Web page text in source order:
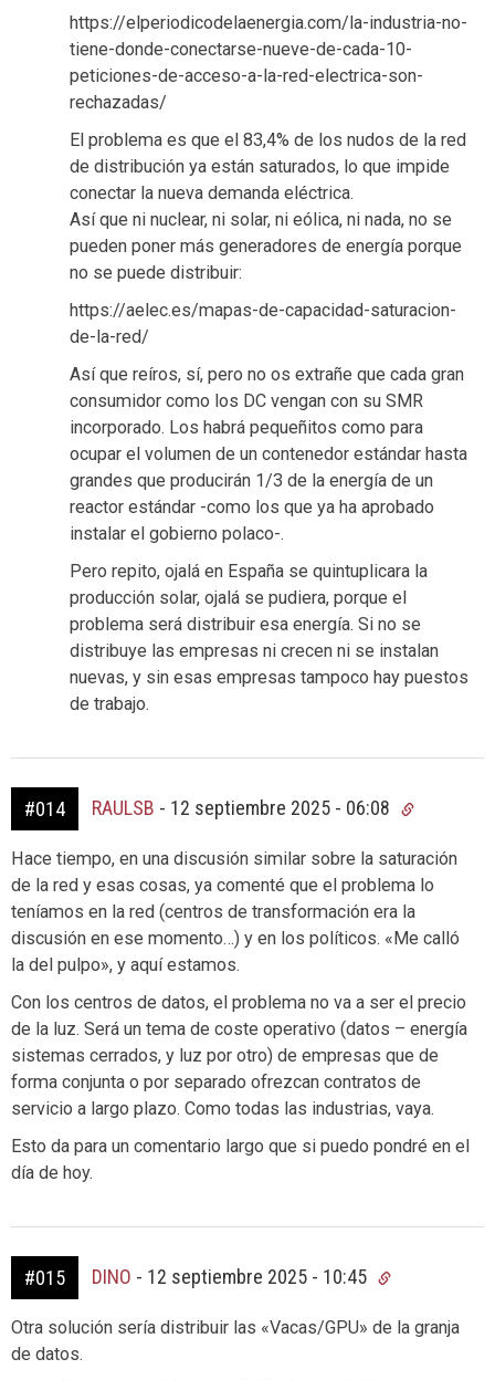
https://elperiodicodelaenergia.com/la-industria-no-
tiene-donde-conectarse-nueve-de-cada-10-
peticiones-de-acceso-a-la-red-electrica-son-
rechazadas/
El problema es que el 83,4% de los nudos de la red
de distribución ya están saturados, lo que impide
conectar la nueva demanda eléctrica.
Así que ni nuclear, ni solar, ni eólica, ni nada, no se
pueden poner más generadores de energía porque
no se puede distribuir:
https://aelec.es/mapas-de-capacidad-saturacion-
de-la-red/
Así que reíros, sí, pero no os extrañe que cada gran
consumidor como los DC vengan con su SMR
incorporado. Los habrá pequeñitos como para
ocupar el volumen de un contenedor estándar hasta
grandes que producirán 1/3 de la energía de un
reactor estándar -como los que ya ha aprobado
instalar el gobierno polaco-.
Pero repito, ojalá en España se quintuplicara la
producción solar, ojalá se pudiera, porque el
problema será distribuir esa energía. Si no se
distribuye las empresas ni crecen ni se instalan
nuevas, y sin esas empresas tampoco hay puestos
de trabajo.
#014 RAULSB - 12 septiembre 2025 - 06:08
Hace tiempo, en una discusión similar sobre la saturación
de la red y esas cosas, ya comenté que el problema lo
teníamos en la red (centros de transformación era la
discusión en ese momento…) y en los políticos. «Me calló
la del pulpo», y aquí estamos.
Con los centros de datos, el problema no va a ser el precio
de la luz. Será un tema de coste operativo (datos – energía
sistemas cerrados, y luz por otro) de empresas que de
forma conjunta o por separado ofrezcan contratos de
servicio a largo plazo. Como todas las industrias, vaya.
Esto da para un comentario largo que si puedo pondré en el
día de hoy.
#015 DINO - 12 septiembre 2025 - 10:45
Otra solución sería distribuir las «Vacas/GPU» de la granja
de datos.